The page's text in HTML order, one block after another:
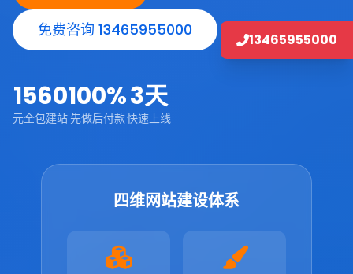
免费咨询 13465955000
1560
元全包建站
100%
先做后付款
3天
快速上线
四维网站建设体系
13465955000